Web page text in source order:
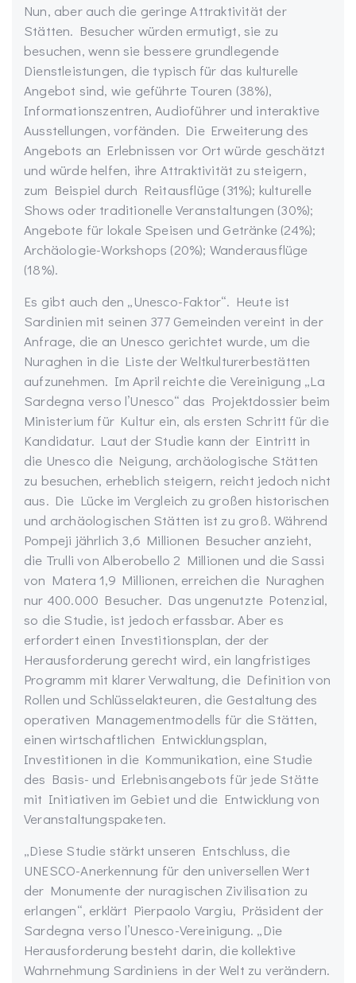
Nun, aber auch die geringe Attraktivität der
Stätten. Besucher würden ermutigt, sie zu
besuchen, wenn sie bessere grundlegende
Dienstleistungen, die typisch für das kulturelle
Angebot sind, wie geführte Touren (38%),
Informationszentren, Audioführer und interaktive
Ausstellungen, vorfänden. Die Erweiterung des
Angebots an Erlebnissen vor Ort würde geschätzt
und würde helfen, ihre Attraktivität zu steigern,
zum Beispiel durch Reitausflüge (31%); kulturelle
Shows oder traditionelle Veranstaltungen (30%);
Angebote für lokale Speisen und Getränke (24%);
Archäologie-Workshops (20%); Wanderausflüge
(18%).
Es gibt auch den „Unesco-Faktor“. Heute ist
Sardinien mit seinen 377 Gemeinden vereint in der
Anfrage, die an Unesco gerichtet wurde, um die
Nuraghen in die Liste der Weltkulturerbestätten
aufzunehmen. Im April reichte die Vereinigung „La
Sardegna verso l’Unesco“ das Projektdossier beim
Ministerium für Kultur ein, als ersten Schritt für die
Kandidatur. Laut der Studie kann der Eintritt in
die Unesco die Neigung, archäologische Stätten
zu besuchen, erheblich steigern, reicht jedoch nicht
aus. Die Lücke im Vergleich zu großen historischen
und archäologischen Stätten ist zu groß. Während
Pompeji jährlich 3,6 Millionen Besucher anzieht,
die Trulli von Alberobello 2 Millionen und die Sassi
von Matera 1,9 Millionen, erreichen die Nuraghen
nur 400.000 Besucher. Das ungenutzte Potenzial,
so die Studie, ist jedoch erfassbar. Aber es
erfordert einen Investitionsplan, der der
Herausforderung gerecht wird, ein langfristiges
Programm mit klarer Verwaltung, die Definition von
Rollen und Schlüsselakteuren, die Gestaltung des
operativen Managementmodells für die Stätten,
einen wirtschaftlichen Entwicklungsplan,
Investitionen in die Kommunikation, eine Studie
des Basis- und Erlebnisangebots für jede Stätte
mit Initiativen im Gebiet und die Entwicklung von
Veranstaltungspaketen.
„Diese Studie stärkt unseren Entschluss, die
UNESCO-Anerkennung für den universellen Wert
der Monumente der nuragischen Zivilisation zu
erlangen“, erklärt Pierpaolo Vargiu, Präsident der
Sardegna verso l’Unesco-Vereinigung. „Die
Herausforderung besteht darin, die kollektive
Wahrnehmung Sardiniens in der Welt zu verändern.